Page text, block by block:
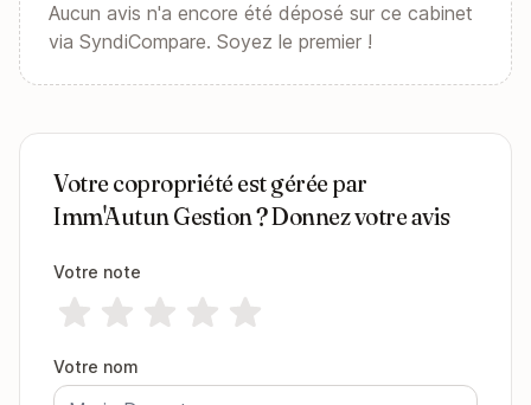
Aucun avis n'a encore été déposé sur ce cabinet
via SyndiCompare. Soyez le premier !
Votre copropriété est gérée par
Imm'Autun Gestion ? Donnez votre avis
Votre note
Votre nom